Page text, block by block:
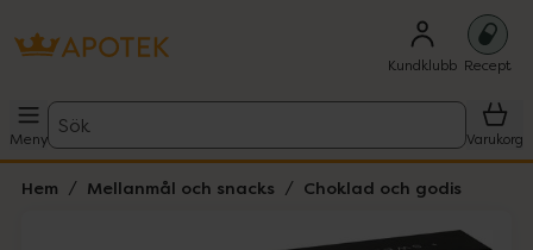
Kundklubb Recept
Meny
Sök
Varukorg
Hem Mellanmål och snacks Choklad och godis